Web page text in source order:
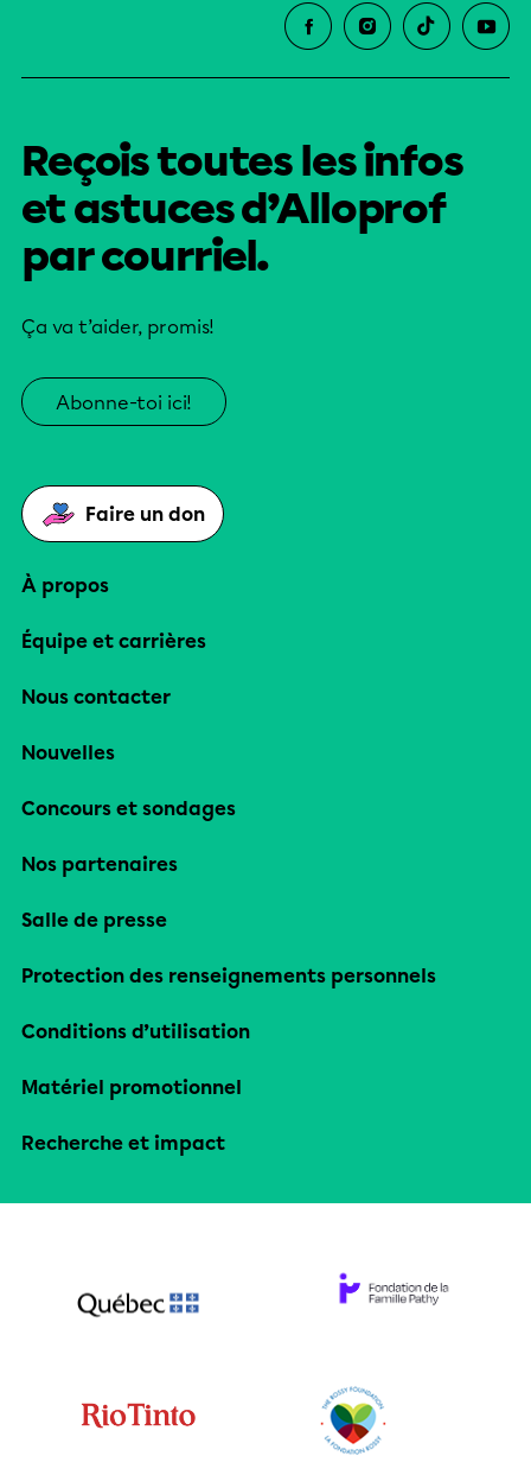
Reçois toutes les infos
et astuces d’Alloprof
par courriel.
Ça va t’aider, promis!
Abonne-toi ici!
Faire un don
À propos
Équipe et carrières
Nous contacter
Nouvelles
Concours et sondages
Nos partenaires
Salle de presse
Protection des renseignements personnels
Conditions d’utilisation
Matériel promotionnel
Recherche et impact